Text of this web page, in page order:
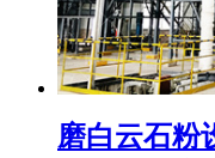
磨白云石粉